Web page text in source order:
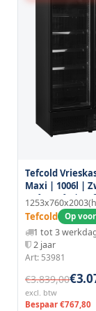
Tefcold
Maxi | 1006l |
-18°c/-22°c |
Draaideuren |
Tefcold Op
1 tot 3
2 jaar
Art: 53981
€3.839,00
excl. btw
Bespaar €767,80